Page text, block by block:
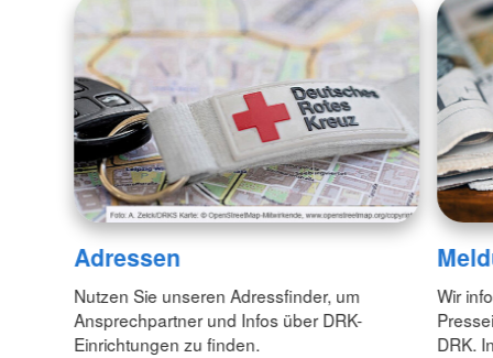
Adressen
Nutzen Sie unseren Adressfinder, um
Ansprechpartner und Infos über DRK-
Einrichtungen zu finden.
Wir
DRK.